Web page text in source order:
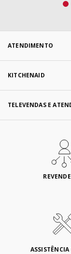
ATENDIMENTO
KITCHENAID
TELEVENDAS E